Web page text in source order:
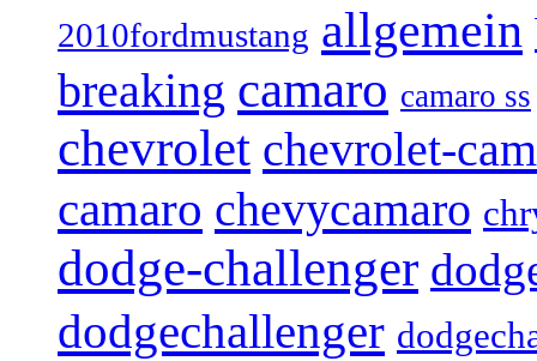
2010fordmustang allgemein
breaking camaro camaro ss
chevrolet chevrolet-
camaro chevycamaro
dodge-challenger
dodgechallenger